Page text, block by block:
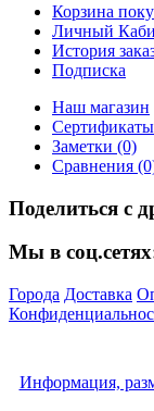
Корзина
Личный
История
Подписка
Наш магазин
Сертификаты
Заметки (0)
Сравнения
Поделиться с
Мы в
Города Доставка
Информация,